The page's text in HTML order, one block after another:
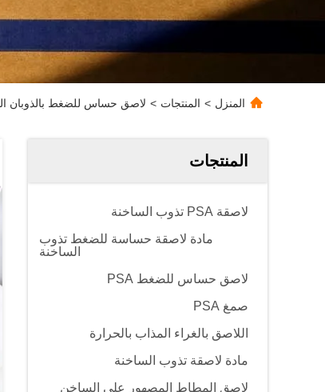
المنزل > المنتجات > لاصق حساس للضغط بالذوبان
المنتجات
لاصقة PSA تذوب الساخنة
مادة لاصقة حساسة للضغط تذوب
الساخنة
لاصق حساس للضغط PSA
صمغ PSA
اللاصق بالغراء المذاب بالحرارة
مادة لاصقة تذوب الساخنة
لاصق المطاط المصهور على الساخن